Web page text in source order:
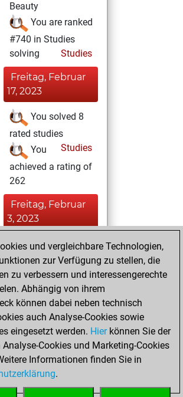
Beauty
You are ranked
#740 in Studies
solving
Studies
Freitag, Februar
17, 2023
You solved 8
rated studies
Studies
You
achieved a rating of
262
Freitag, Februar
3, 2023
You won
against Fritz
Fritz
You achieved a
BeautyScore of 29
new Elo of 1637
You created
your Fritz account
You created
your Studies account
und vergleichbare Technologien,
zur Verfügung zu stellen, die
zu verbessern und interessengerechte
Abhängig von ihrem
können dabei neben technisch
auch Analyse-Cookies sowie
eingesetzt werden. Hierkönnen Sie der
Cookies und Marketing-Cookies
Informationen finden Sie in
.